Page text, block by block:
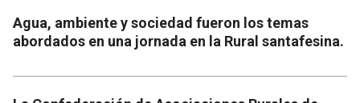
Agua, ambiente y sociedad fueron los temas
abordados en una jornada en la Rural santafesina.